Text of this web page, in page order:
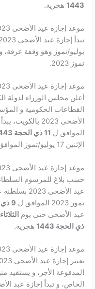
1443 هجرية.
موعد إجازة عيد الأضحى 2023 بالبحرين
تموز 2023.
موعد إجازة عيد الأضحى 2023 بالكويت
أعلن مجلس الوزراء لدولة
القطاعات الحكومية و
الأضحى 2023 بالكويت، يبدأ من يوم
الموافق ل 11 ذي الحجة 1443
الإثنين 17 يوليو/تموز الموافق ل
موعد إجازة عيد الأضحى 2023 بسلطنة عمان
حسب بلاغ للمرسوم
عيد الأضحى 2023 بسلطنة عمان، يتبدأ من يوم
تموز 2023 الموافق ل
9 ذي الحجة 1443
عيد الأضحى حتى يوم الثلاثاء
ذي الحجة 1443
هجرية.
موعد إجازة عيد الأضحى 2023 بالأردن
المدفوعة الأجر، و
الخاص، و تبدأ إجازة عيد الأضحى 2023 في مملكة